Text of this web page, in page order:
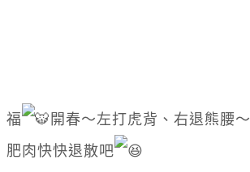
福
開春～左打虎背、右退熊腰～
肥肉快快退散吧